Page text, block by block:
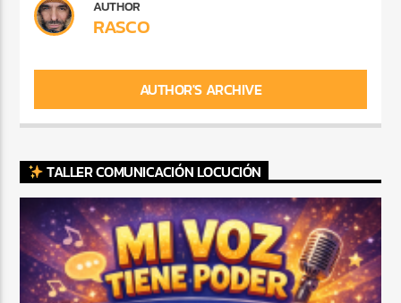
AUTHOR
RASCO
AUTHOR'S ARCHIVE
TALLER COMUNICACIÓN LOCUCIÓN